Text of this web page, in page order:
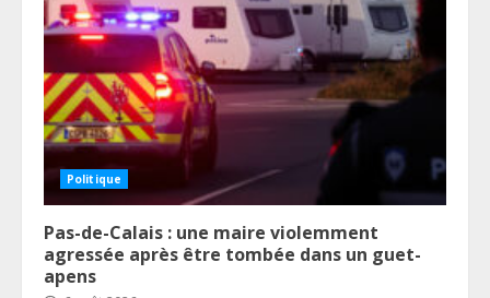
Politique
Pas-de-Calais : une maire violemment
agressée après être tombée dans un guet-
apens